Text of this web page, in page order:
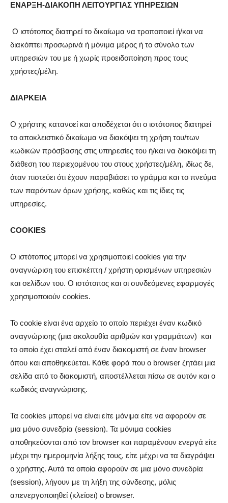
ΕΝΑΡΞΗ-ΔΙΑΚΟΠΗ ΛΕΙTΟΥΡΓΙΑΣ ΥΠΗΡΕΣΙΩΝ
Ο ιστότοπος διατηρεί το δικαίωμα να τροποποιεί ή/και να
διακόπτει προσωρινά ή μόνιμα μέρος ή το σύνολο των
υπηρεσιών του με ή χωρίς προειδοποίηση προς τους
χρήστες/μέλη.
ΔΙΑΡΚΕΙΑ
Ο χρήστης κατανοεί και αποδέχεται ότι ο ιστότοπος διατηρεί
το αποκλειστικό δικαίωμα να διακόψει τη χρήση του/των
κωδικών πρόσβασης στις υπηρεσίες του ή/και να διακόψει τη
διάθεση του περιεχομένου του στους χρήστες/μέλη, ιδίως δε,
όταν πιστεύει ότι έχουν παραβιάσει το γράμμα και το πνεύμα
των παρόντων όρων χρήσης, καθώς και τις ίδιες τις
υπηρεσίες.
COOKIES
Ο ιστότοπος μπορεί να χρησιμοποιεί cookies για την
αναγνώριση του επισκέπτη / χρήστη ορισμένων υπηρεσιών
και σελίδων του. Ο ιστότοπος και οι συνδεόμενες εφαρμογές
χρησιμοποιούν cookies.
Το cookie είναι ένα αρχείο το οποίο περιέχει έναν κωδικό
αναγνώρισης (μια ακολουθία αριθμών και γραμμάτων) και
το οποίο έχει σταλεί από έναν διακομιστή σε έναν browser
όπου και αποθηκεύεται. Κάθε φορά που ο browser ζητάει μια
σελίδα από το διακομιστή, αποστέλλεται πίσω σε αυτόν και ο
κωδικός αναγνώρισης.
Τα cookies μπορεί να είναι είτε μόνιμα είτε να αφορούν σε
μια μόνο συνεδρία (session). Τα μόνιμα cookies
αποθηκεύονται από τον browser και παραμένουν ενεργά είτε
μέχρι την ημερομηνία λήξης τους, είτε μέχρι να τα διαγράψει
ο χρήστης. Αυτά τα οποία αφορούν σε μια μόνο συνεδρία
(session), λήγουν με τη λήξη της σύνδεσης, μόλις
απενεργοποιηθεί (κλείσει) ο browser.